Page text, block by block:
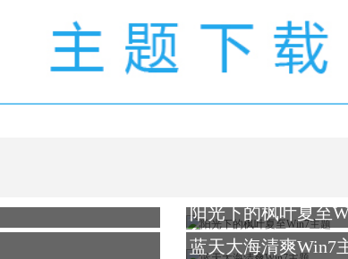
阳光下的枫叶夏至
蓝天大海清爽Win7